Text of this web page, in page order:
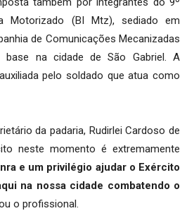
Motorizado (BI Mtz), sediado em
de Comunicações Mecanizadas
na cidade de São Gabriel. A
pelo soldado que atua como
da padaria, Rudirlei Cardoso de
neste momento é extremamente
e um privilégio ajudar o Exército
na nossa cidade combatendo o
o profissional.